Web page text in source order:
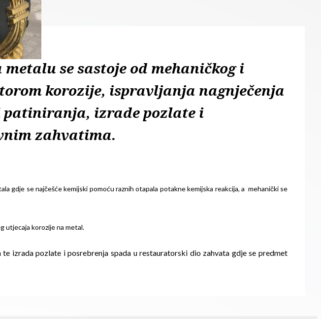
se sastoje od mehaničkog i
korozije, ispravljanja nagnječenja
izrade pozlate i
zahvatima.
gdje se najčešće kemijski pomoću raznih otapala potakne kemijska reakcija, a mehanički se
utjecaja korozije na metal.
izrada pozlate i posrebrenja spada u restauratorski dio zahvata gdje se predmet